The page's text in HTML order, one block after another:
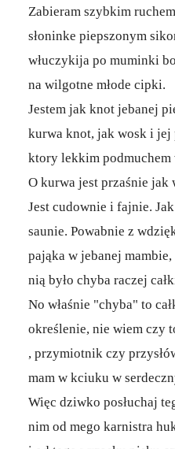
Zabieram szybkim
słoninke piepszonym
włuczykija po muminki
na wilgotne młode cipki.
Jestem jak knot jebanej
kurwa knot, jak wosk i jej
ktory lekkim podmuchem
O kurwa jest przaśnie jak
Jest cudownie i fajnie.
saunie. Powabnie z
pająka w jebanej
nią było chyba raczej
No właśnie "chyba" to
określenie, nie wiem czy
, przymiotnik czy
mam w kciuku w
Więc dziwko posłuchaj
nim od mego karnistra